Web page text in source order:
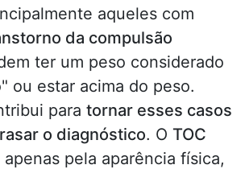
aqueles com
da compulsão
ter um peso considerado
ou estar acima do peso.
para tornar esses casos
o diagnóstico. O TOC
pela aparência física,